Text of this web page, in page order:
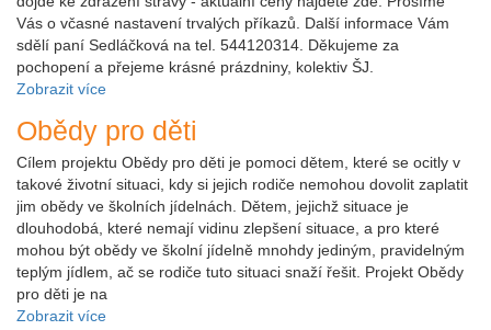
Vás o včasné nastavení trvalých příkazů. Další informace Vám
sdělí paní Sedláčková na tel. 544120314. Děkujeme za
pochopení a přejeme krásné prázdniny, kolektiv ŠJ.
Zobrazit více
Obědy pro děti
Cílem projektu Obědy pro děti je pomoci dětem, které se ocitly v
takové životní situaci, kdy si jejich rodiče nemohou dovolit zaplatit
jim obědy ve školních jídelnách. Dětem, jejichž situace je
dlouhodobá, které nemají vidinu zlepšení situace, a pro které
mohou být obědy ve školní jídelně mnohdy jediným, pravidelným
teplým jídlem, ač se rodiče tuto situaci snaží řešit. Projekt Obědy
pro děti je na
Zobrazit více